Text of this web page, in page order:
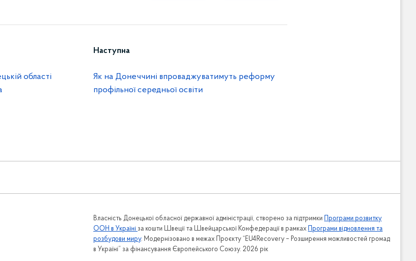
області
Наступна
Як на Донеччині впроваджуватимуть реформу
профільної середньої освіти
Власність Донецької обласної державної адміністрації, створено за підтримки Програми розвитку
ООН в Україні за кошти Швеції та Швейцарської Конфедерації в рамках Програми відновлення та
розбудови миру. Модернізовано в межах Проєкту “EU4Recovery – Розширення можливостей громад
в Україні” за фінансування Європейського Союзу. 2026 рік